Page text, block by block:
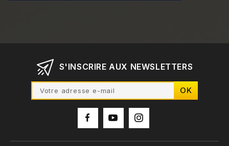
S'INSCRIRE AUX NEWSLETTERS